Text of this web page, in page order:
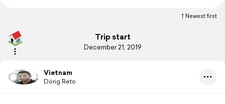
Newest first
Trip start
December 21, 2019
Vietnam
Dörig Reto